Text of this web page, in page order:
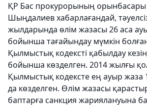
ҚР Бас прокурорының орынбасары
Шыңдалиев хабарлағандай,
жылдарында өлім жазасы 26 аса
бойынша тағайындау мүмкін
Қылмыстық кодексті қабылдау
бойынша көзделген. 2014 жылғы
Қылмыстық кодексте ең ауыр
да көзделген. Өлім жазасы
баптарға санкция жариялануына